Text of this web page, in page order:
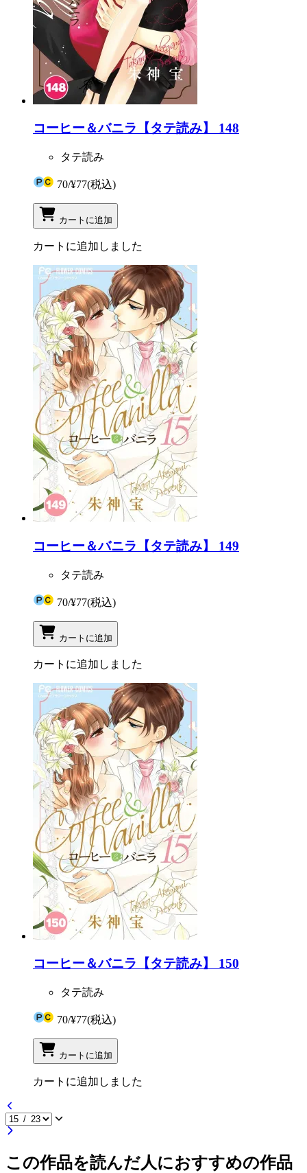
コーヒー＆バニラ【タテ読み】 148
タテ読み
70/¥77(税込)
カートに追加
カートに追加しました
コーヒー＆バニラ【タテ読み】 149
タテ読み
70/¥77(税込)
カートに追加
カートに追加しました
コーヒー＆バニラ【タテ読み】 150
タテ読み
70/¥77(税込)
カートに追加
カートに追加しました
この作品を読んだ人におすすめの作品